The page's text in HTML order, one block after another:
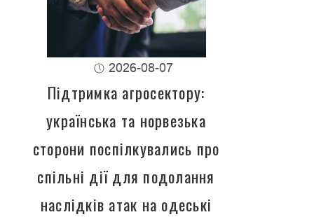
2026-08-07
Підтримка агросектору:
українська та норвезька
сторони поспілкувались про
спільні дії для подолання
наслідків атак на одеські